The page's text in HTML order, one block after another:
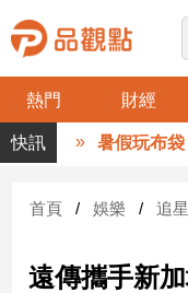
熱門 財經
品
觀
財
台
暑假玩布袋 親
首頁 娛樂 追星
遠傳攜手新